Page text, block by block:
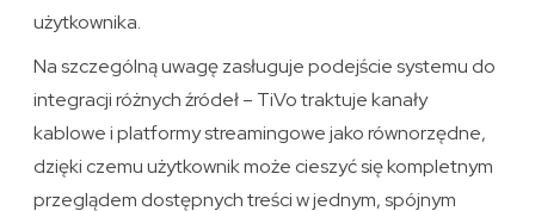
użytkownika.
Na szczególną uwagę zasługuje podejście systemu do
integracji różnych źródeł – TiVo traktuje kanały
kablowe i platformy streamingowe jako równorzędne,
dzięki czemu użytkownik może cieszyć się kompletnym
przeglądem dostępnych treści w jednym, spójnym